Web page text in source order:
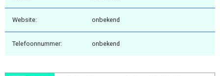
Website: onbekend
Telefoonnummer: onbekend